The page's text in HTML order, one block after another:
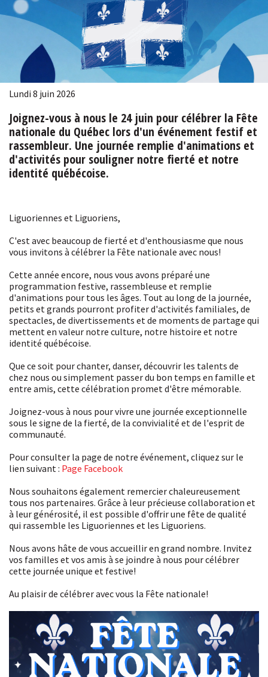
Lundi 8 juin 2026
Joignez-vous à nous le 24 juin pour célébrer la Fête
nationale du Québec lors d'un événement festif et
rassembleur. Une journée remplie d'animations et
d'activités pour souligner notre fierté et notre
identité québécoise.
Liguoriennes et Liguoriens,
C'est avec beaucoup de fierté et d'enthousiasme que nous
vous invitons à célébrer la Fête nationale avec nous!
Cette année encore, nous vous avons préparé une
programmation festive, rassembleuse et remplie
d'animations pour tous les âges. Tout au long de la journée,
petits et grands pourront profiter d'activités familiales, de
spectacles, de divertissements et de moments de partage qui
mettent en valeur notre culture, notre histoire et notre
identité québécoise.
Que ce soit pour chanter, danser, découvrir les talents de
chez nous ou simplement passer du bon temps en famille et
entre amis, cette célébration promet d'être mémorable.
Joignez-vous à nous pour vivre une journée exceptionnelle
sous le signe de la fierté, de la convivialité et de l'esprit de
communauté.
Pour consulter la page de notre événement, cliquez sur le
lien suivant : Page Facebook
Nous souhaitons également remercier chaleureusement
tous nos partenaires. Grâce à leur précieuse collaboration et
à leur générosité, il est possible d'offrir une fête de qualité
qui rassemble les Liguoriennes et les Liguoriens.
Nous avons hâte de vous accueillir en grand nombre. Invitez
vos familles et vos amis à se joindre à nous pour célébrer
cette journée unique et festive!
Au plaisir de célébrer avec vous la Fête nationale!